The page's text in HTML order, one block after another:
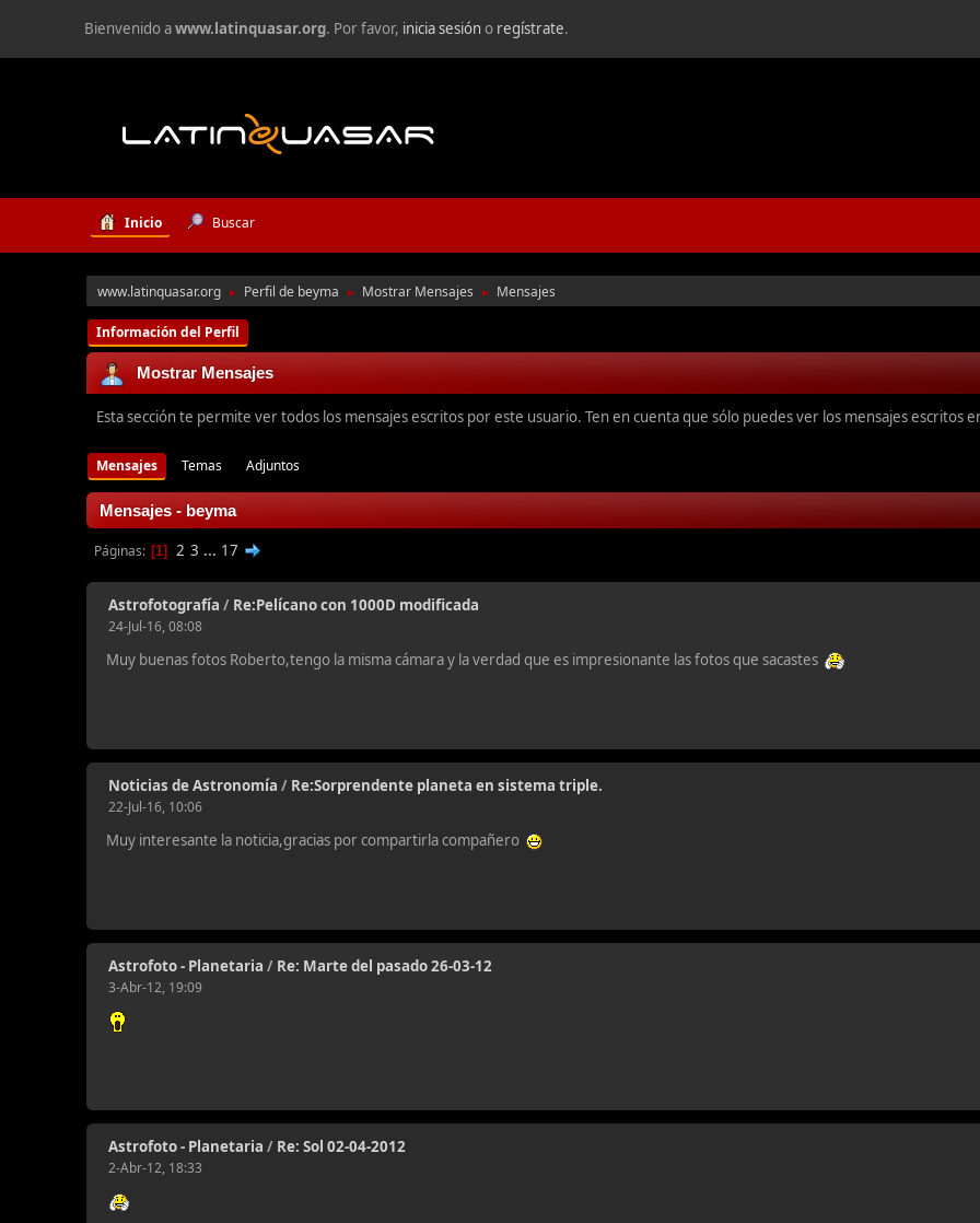
Bienvenido awww.latinquasar.org. Por favor, inicia sesióno regístrate.
Inicio Buscar
www.latinquasar.org ► Perfil de beyma ► Mostrar Mensajes ► Mensajes
Información del Perfil
Mostrar Mensajes
Esta sección te permite ver todos los mensajes escritos por este usuario. Ten en cuenta que sólo puedes ver los mensajes escritos
Mensajes Temas Adjuntos
Mensajes - beyma
Páginas 1 2 3 ... 17
Astrofotografía / Re:Pelícano con 1000D modificada
24-Jul-16, 08:08
Muy buenas fotos Roberto,tengo la misma cámara y la verdad que es impresionante las fotos que sacastes
Noticias de Astronomía / Re:Sorprendente planeta en sistema triple.
22-Jul-16, 10:06
Muy interesante la noticia,gracias por compartirla compañero
Astrofoto - Planetaria / Re: Marte del pasado 26-03-12
3-Abr-12, 19:09
Astrofoto - Planetaria / Re: Sol 02-04-2012
2-Abr-12, 18:33